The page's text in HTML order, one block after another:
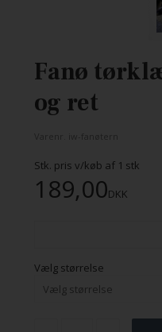
Fanø
og ret
Stk. pris v/køb af 1 stk
189,00DKK
Vælg størrelse